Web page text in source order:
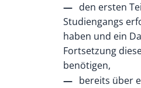
den ersten
Studiengangs
haben und ein
Fortsetzung
benötigen,
bereits über